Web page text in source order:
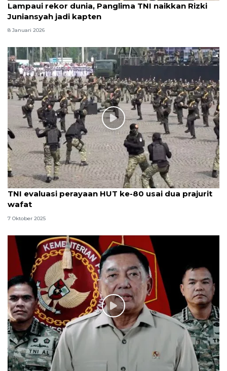
Lampaui rekor dunia, Panglima TNI naikkan Rizki
Juniansyah jadi kapten
8 Januari 2026
TNI evaluasi perayaan HUT ke-80 usai dua prajurit
wafat
7 Oktober 2025